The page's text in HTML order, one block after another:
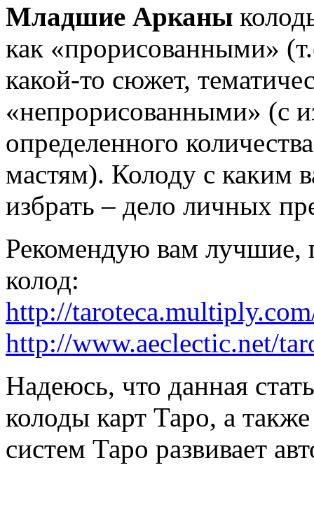
Младшие Арканы
как «прорисованными»
какой-то сюжет,
«непрорисованными» (с
определенного
мастям). Колоду с каким
избрать – дело личных
Рекомендую вам лучшие,
колод:
http://
http://www.aeclectic.net/
Надеюсь, что данная
колоды карт Таро, а
систем Таро развивает